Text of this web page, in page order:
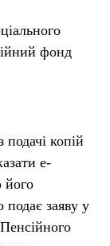
фонд
копій
е-
його
подає заяву у